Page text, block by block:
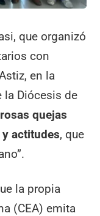
que organizó
con
en la
la Diócesis de
quejas
actitudes, que
la propia
(CEA) emita